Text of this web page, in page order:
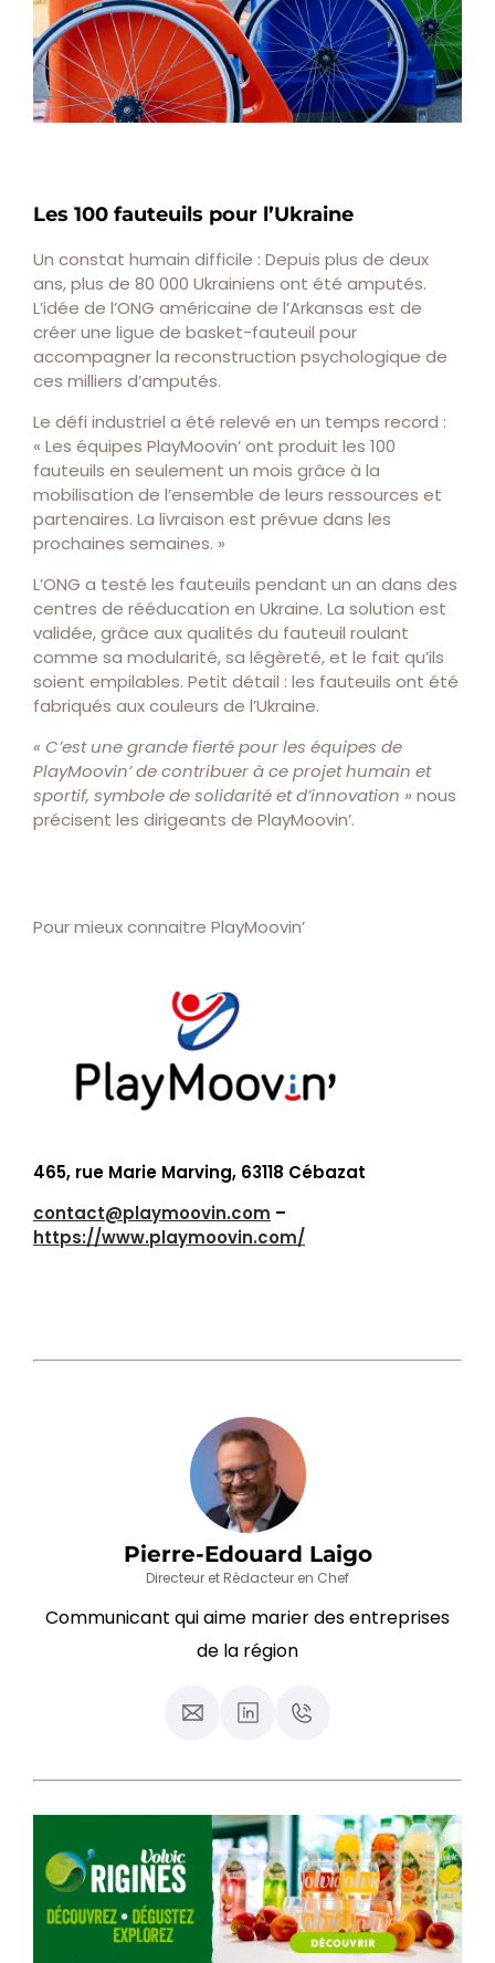
Les 100 fauteuils pour l’Ukraine
Un constat humain difficile : Depuis plus de deux
ans, plus de 80 000 Ukrainiens ont été amputés.
L’idée de l’ONG américaine de l’Arkansas est de
créer une ligue de basket-fauteuil pour
accompagner la reconstruction psychologique de
ces milliers d’amputés.
Le défi industriel a été relevé en un temps record :
« Les équipes PlayMoovin’ ont produit les 100
fauteuils en seulement un mois grâce à la
mobilisation de l’ensemble de leurs ressources et
partenaires. La livraison est prévue dans les
prochaines semaines. »
L’ONG a testé les fauteuils pendant un an dans des
centres de rééducation en Ukraine. La solution est
validée, grâce aux qualités du fauteuil roulant
comme sa modularité, sa légèreté, et le fait qu’ils
soient empilables. Petit détail : les fauteuils ont été
fabriqués aux couleurs de l’Ukraine.
« C’est une grande fierté pour les équipes de
PlayMoovin’ de contribuer à ce projet humain et
sportif, symbole de solidarité et d’innovation » nous
précisent les dirigeants de PlayMoovin’.
Pour mieux connaitre PlayMoovin’
465, rue Marie Marving, 63118 Cébazat
contact@playmoovin.com –
https://www.playmoovin.com/
Pierre-Edouard Laigo
Directeur et Rédacteur en Chef
Communicant qui aime marier des entreprises
de la région